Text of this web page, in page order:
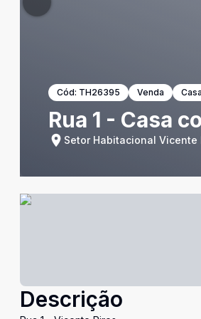
Cód: TH26395 Venda Casa
Rua 1 - Casa
Setor Habitacional Vicente
Descrição